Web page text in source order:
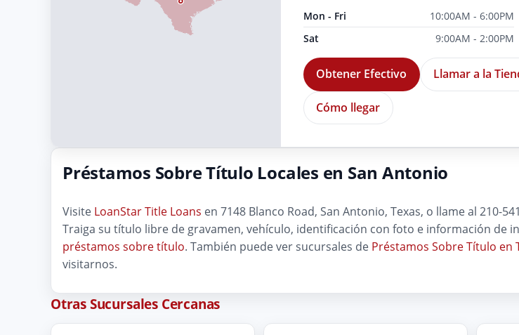
Mon - Fri
10:00AM - 6:00PM
Sat
9:00AM - 2:00PM
Obtener Efectivo Llamar a la
Cómo llegar
Préstamos Sobre Título Locales en San Antonio
Visite LoanStar Title Loans en 7148 Blanco Road, San Antonio, Texas, o llame al
Traiga su título libre de gravamen, vehículo, identificación con foto e información de
préstamos sobre título. También puede ver sucursales de Préstamos Sobre Título en
visitarnos.
Otras Sucursales Cercanas